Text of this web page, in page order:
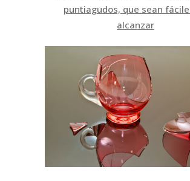
puntiagudos, que sean
alcanzar